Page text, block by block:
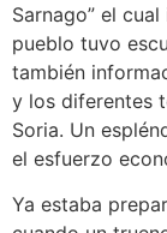
Sarnago” el
pueblo tuvo
también
y los diferentes
Soria. Un
el esfuerzo
Ya estaba